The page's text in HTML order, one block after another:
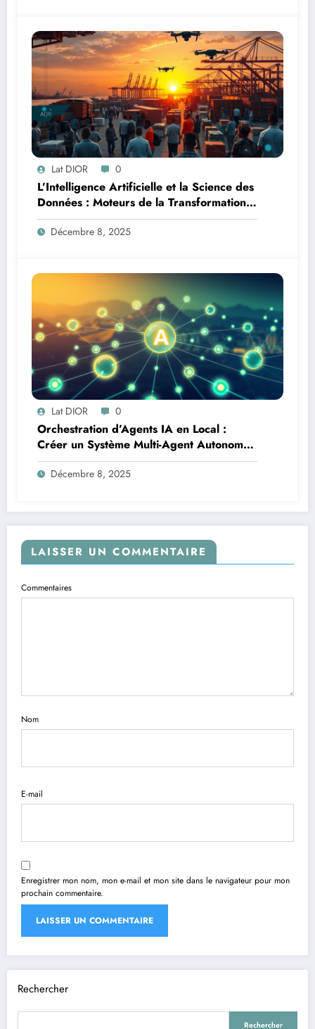
Lat DIOR 0
L’Intelligence Artificielle et la Science des
Données : Moteurs de la Transformation
Logistique et Infrastructures en Afrique
Décembre 8, 2025
Lat DIOR 0
Orchestration d’Agents IA en Local :
Créer un Système Multi-Agent Autonome
avec TinyLlama
Décembre 8, 2025
LAISSER UN COMMENTAIRE
Commentaires
Nom
E-mail
Enregistrer mon nom, mon e-mail et mon site dans le navigateur pour mon
prochain commentaire.
Rechercher
Rechercher